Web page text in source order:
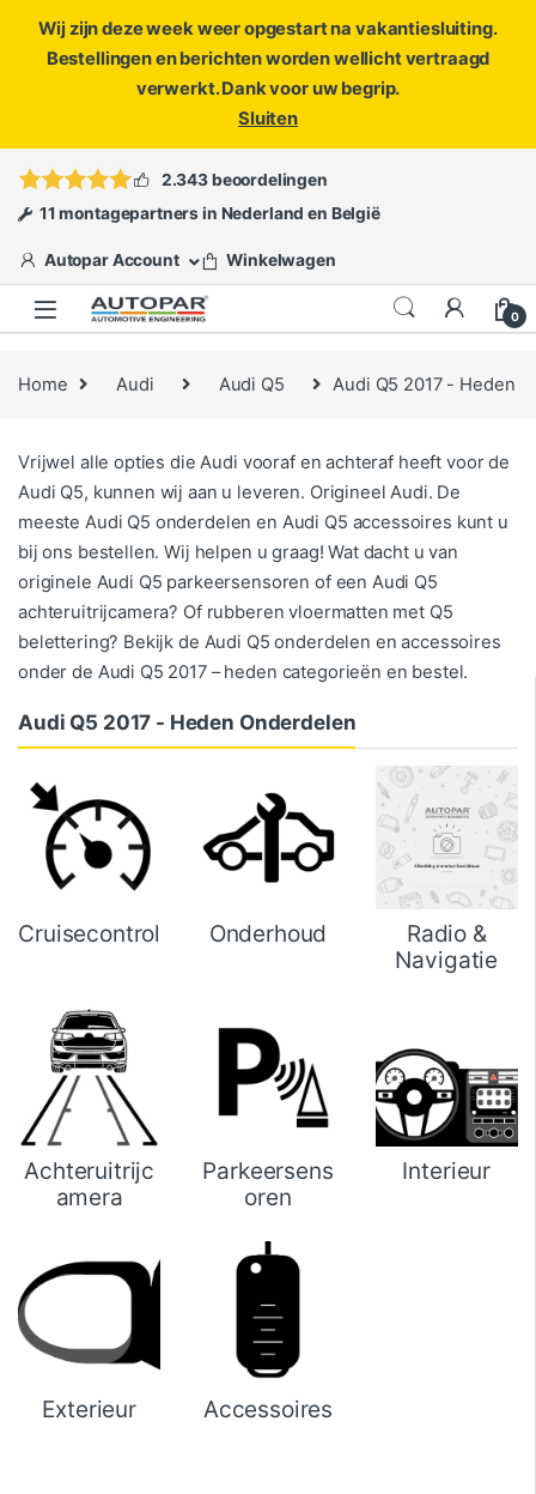
Wij zijn deze week weer opgestart na vakantiesluiting.
Bestellingen en berichten worden wellicht vertraagd
verwerkt. Dank voor uw begrip.
Sluiten
ofopen een ticket
2.343 beoordelingen
11 montagepartners in Nederland en België
Autopar Account Winkelwagen
0
Home Audi Audi Q5 Audi Q5 2017 - Heden
Vrijwel alle opties die Audi vooraf en achteraf heeft voor de
Audi Q5, kunnen wij aan u leveren. Origineel Audi. De
meeste Audi Q5 onderdelen en Audi Q5 accessoires kunt u
bij ons bestellen. Wij helpen u graag! Wat dacht u van
originele Audi Q5 parkeersensoren of een Audi Q5
achteruitrijcamera? Of rubberen vloermatten met Q5
belettering? Bekijk de Audi Q5 onderdelen en accessoires
onder de Audi Q5 2017 – heden categorieën en bestel.
Audi Q5 2017 - Heden Onderdelen
Cruisecontrol Onderhoud
Radio &
Navigatie
Achteruitrijc
amera
Parkeersens
oren
Interieur
Exterieur Accessoires